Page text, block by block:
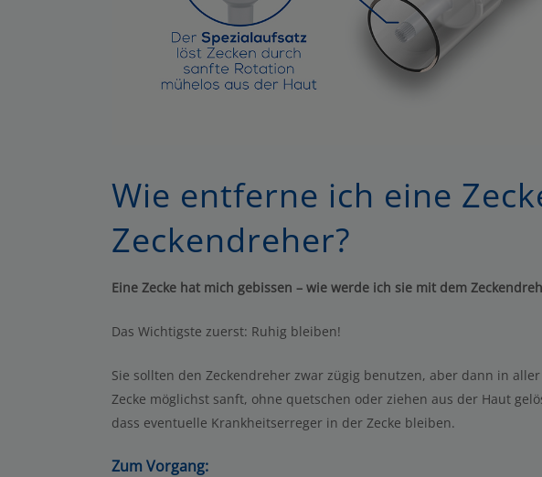
Wie entferne ich eine
Zeckendreher?
Eine Zecke hat mich gebissen – wie werde ich sie mit dem
Das Wichtigste zuerst: Ruhig bleiben!
Sie sollten den Zeckendreher zwar zügig benutzen, aber dann in
Zecke möglichst sanft, ohne quetschen oder ziehen aus der Haut
dass eventuelle Krankheitserreger in der Zecke bleiben.
Zum Vorgang: